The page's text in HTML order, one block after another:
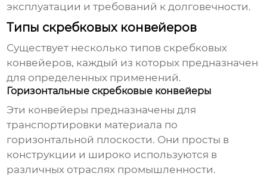
эксплуатации и требований к долговечности.
Типы скребковых конвейеров
Существует несколько типов скребковых
конвейеров, каждый из которых предназначен
для определенных применений.
Горизонтальные скребковые конвейеры
Эти конвейеры предназначены для
транспортировки материала по
горизонтальной плоскости. Они просты в
конструкции и широко используются в
различных отраслях промышленности.